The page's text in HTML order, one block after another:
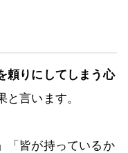
頼りにしてしまう心
言います。
「皆が持っているか